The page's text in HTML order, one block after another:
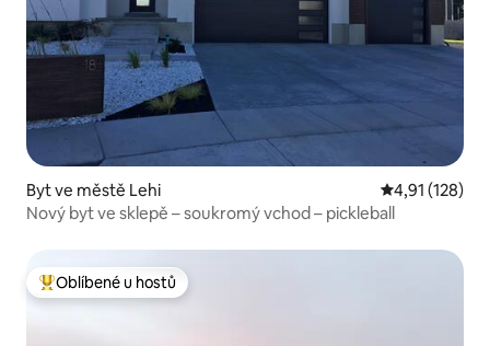
Byt ve městě Lehi Průměrné
4,91 (128)
Nový byt ve sklepě – soukromý vchod – pickleball
Nejlepší v kategorii Oblíbené u hostů
Oblíbené u hostů